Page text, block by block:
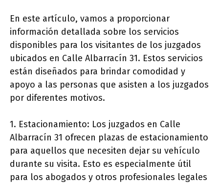
En este artículo, vamos a proporcionar
información detallada sobre los servicios
disponibles para los visitantes de los juzgados
ubicados en Calle Albarracín 31. Estos servicios
están diseñados para brindar comodidad y
apoyo a las personas que asisten a los juzgados
por diferentes motivos.
1. Estacionamiento: Los juzgados en Calle
Albarracín 31 ofrecen plazas de estacionamiento
para aquellos que necesiten dejar su vehículo
durante su visita. Esto es especialmente útil
para los abogados y otros profesionales legales